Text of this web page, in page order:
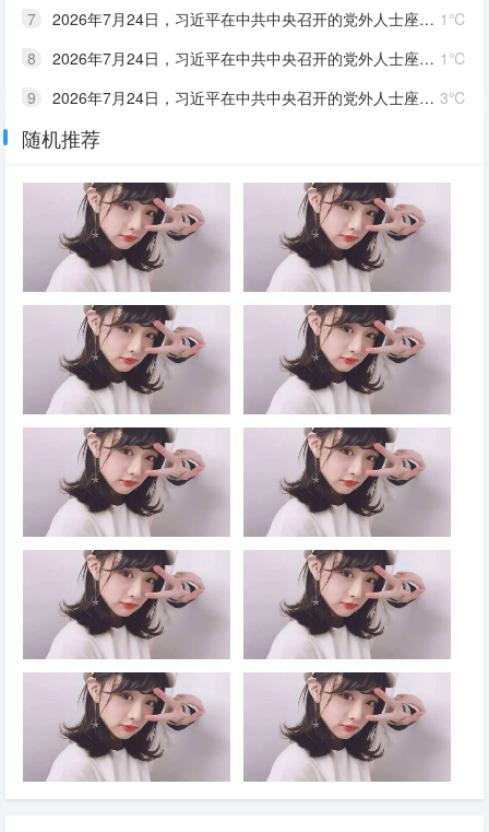
1℃
7
2026年7月24日，习近平在中共中央召开的党外人士座谈会上指出，上半年，各民主党派中央、全国工商联和无党派人士坚决贯彻中共中央决策部署，主动服务国家大局，聚焦经济社会发展中的一些重点____，问题为
1℃
8
2026年7月24日，习近平在中共中央召开的党外人士座谈会上强调，当前我国经济运行也面临一些困难挑战，要坚定信心、攻坚克难，推动高质量发展行稳致远。下半年，要增强宏观政策效能，重点做好挖掘____潜力
3℃
9
2026年7月24日，习近平在中共中央召开的党外人士座谈会上指出，今年上半年，在中共中央坚强领导下，各地区各部门靠前发力、主动作为，有效应对内外风险挑战，我国经济____，展现出____
10 2026年7月24日，习近平在中共中央召开的党外人士座谈会上强调，做好下半年经济工作，要坚持稳中求进工作总基调，完整准确全面贯彻新发展理念，加快构建新发展格局，更好统筹国内国际两个大局，统筹发展和安全
随机推荐
2026年7月30日，习近平在中共
二十届中央政治局第二十七次集
体学习时强调，巩固提高____
国家战略体系和能力，是高质量
推进国防和军队现代化的必由之
路。要加强军事治理，结合落实
跨军地改革任务，优化体制
2026年7月30日，习近平在中共
二十届中央政治局第二十七次集
体学习时指出，高质量推进国防
和军队现代化，根本指向和检验
标准始终是____。要加强____
军事应用，深化网络信息体系建
设运用，逐步构建__
2026年7月30日，习近平在中共
二十届中央政治局第二十七次集
体学习时强调，____是人民军
队立军之本，关乎国防和军队现
代化建设方向和底色。要坚持和
加强党对军队的绝对领导，全面
落实新时代政治建军方略，
2026年7月30日，习近平在中共
二十届中央政治局第二十七次集
体学习时指出，高质量推进国防
和军队现代化，是推进中国式现
代化的应有之义。党的十八大以
来，党中央统筹中华民族伟大复
兴战略全局和世界百年未有之
2026年7月30日，习近平在中共
二十届中央政治局第二十七次集
体学习时强调，“十五五”时期，
要坚持以新时代中国特色社会主
义思想为指导，深入贯彻新时代
强军思想，强化____引领，深
化____发展，高质量
2026年7月24日，习近平在中共
中央召开的党外人士座谈会上对
各民主党派、全国工商联和无党
派人士提出3点希望。一是把思
想和行动统一到中共中央关于当
前经济形势的分析判断和对经济
工作的决策部署上来，坚定_
2026年7月24日，习近平在中共
中央召开的党外人士座谈会上指
出，上半年，各民主党派中央、
全国工商联和无党派人士坚决贯
彻中共中央决策部署，主动服务
国家大局，聚焦经济社会发展中
的一些重点____，问题为
2026年7月24日，习近平在中共
中央召开的党外人士座谈会上强
调，当前我国经济运行也面临一
些困难挑战，要坚定信心、攻坚
克难，推动高质量发展行稳致
远。下半年，要增强宏观政策效
能，重点做好挖掘____潜力